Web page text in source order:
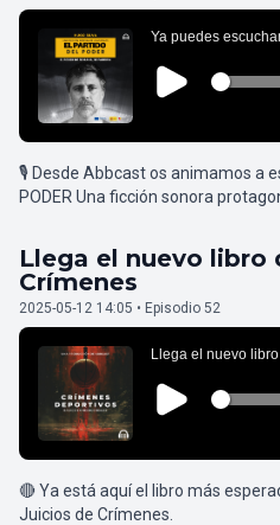
🎙️ Desde Abbcast os animamos a
PODER Una ficción sonora
Llega el nuevo libro
Crímenes
2025-05-12 14:05 • Episodio 52
🔴 Ya está aquí el libro más
Juicios de Crímenes.